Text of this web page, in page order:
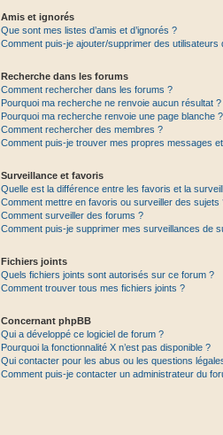
Amis et ignorés
Que sont mes listes d’amis et d’ignorés ?
Comment puis-je ajouter/supprimer des utilisateurs
Recherche dans les forums
Comment rechercher dans les forums ?
Pourquoi ma recherche ne renvoie aucun résultat ?
Pourquoi ma recherche renvoie une page blanche
Comment rechercher des membres ?
Comment puis-je trouver mes propres messages
Surveillance et favoris
Quelle est la différence entre les favoris et la
Comment mettre en favoris ou surveiller des sujets
Comment surveiller des forums ?
Comment puis-je supprimer mes surveillances de
Fichiers joints
Quels fichiers joints sont autorisés sur ce forum ?
Comment trouver tous mes fichiers joints ?
Concernant phpBB
Qui a développé ce logiciel de forum ?
Pourquoi la fonctionnalité X n’est pas disponible ?
Qui contacter pour les abus ou les questions
Comment puis-je contacter un administrateur du